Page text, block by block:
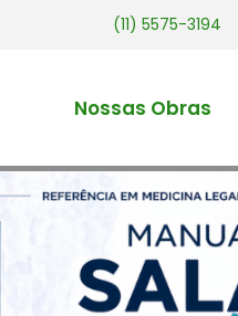
(11) 5575-3194
Nossas Obras